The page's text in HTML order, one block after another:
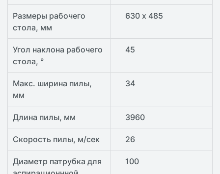
Размеры рабочего
стола, мм
630 х 485
Угол наклона рабочего
стола, °
45
Макс. ширина пилы,
мм
34
Длина пилы, мм 3960
Скорость пилы, м/сек 26
Диаметр патрубка для
100